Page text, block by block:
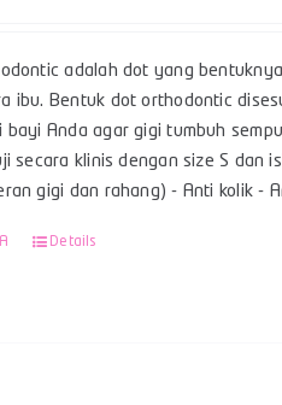
adalah dot yang
ibu. Bentuk dot orthodontic
bayi Anda agar gigi tumbuh
secara klinis dengan size S dan
gigi dan rahang) - Anti kolik
Details